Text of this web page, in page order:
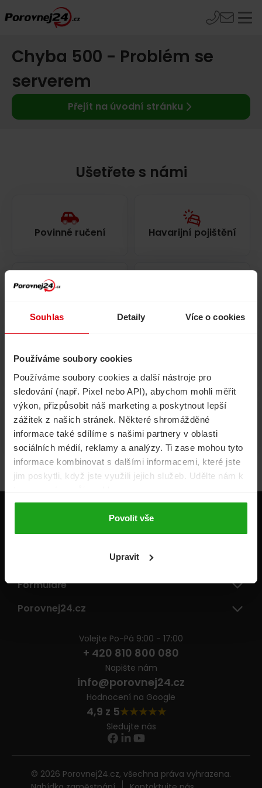
Souhlas Detaily Více o cookies
Používáme soubory cookies
Používáme soubory cookies a další nástroje pro
sledování (např. Pixel nebo API), abychom mohli měřit
výkon, přizpůsobit náš marketing a poskytnout lepší
zážitek z našich stránek. Některé shromážděné
informace také sdílíme s našimi partnery v oblasti
sociálních médií, reklamy a analýzy. Ti zase mohou tyto
informace kombinovat s dalšími informacemi, které jste
jim poskytli, když jste využili jejich služeb. Udělte nám k
Povolit vše
Upravit
Chyba 500 - Problém se
serverem
Přejít na úvodní stránku
Ušetřete s námi
Povinné ručení Havarijní pojištění
Volání, internet, TV
Životní pojištění Energie
Pojišťovny
Formuláře
Porovnej24.cz
Volejte Po-Pá 9:00 - 17:00
+ 420 810 800 080
Napište nám
info@porovnej24.cz
Hodnocení na Google
4,9 z 5
Sledujte nás
© 2026 Porovnej24.cz, všechna práva vyhrazena.